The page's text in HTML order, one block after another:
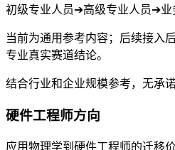
初级专业人员➔高级专业人员➔业
当前为通用参考内容；后续接入
专业真实赛道结论。
结合行业和企业规模参考，无承
硬件工程师方向
应用物理学到硬件工程师的迁移